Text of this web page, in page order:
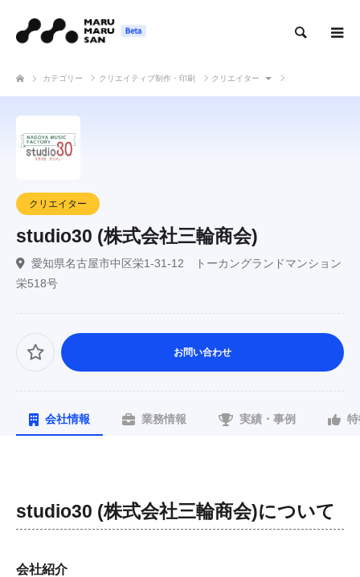
カテゴリー クリエイティブ制作・印刷 クリエイター
クリエイター
studio30 (株式会社三輪商会)
愛知県名古屋市中区栄1-31-12 トーカングランドマンション
栄518号
お問い合わせ
会社情報 業務情報 実績・事例
studio30 (株式会社三輪商会)について
会社紹介